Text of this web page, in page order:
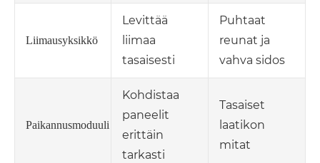
Liimausyksikkö
Levittää
liimaa
tasaisesti
Puhtaat
reunat ja
vahva sidos
Paikannusmoduuli
Kohdistaa
paneelit
erittäin
tarkasti
Tasaiset
laatikon
mitat